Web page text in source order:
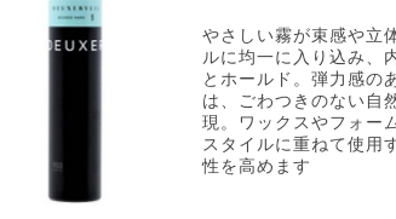
やさしい霧が束感や立
ルに均一に入り込み、
とホールド。弾力感の
は、ごわつきのない自
現。ワックスやフォー
スタイルに重ねて使用
性を高めます